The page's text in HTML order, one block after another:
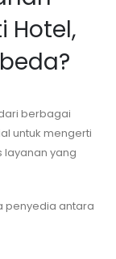
Hotel,
berbagai
untuk mengerti
layanan yang
penyedia antara